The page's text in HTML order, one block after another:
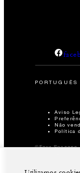
Aviso
Não
Política
©Four